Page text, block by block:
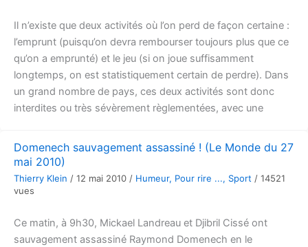
Il n’existe que deux activités où l’on perd de façon certaine :
l’emprunt (puisqu’on devra rembourser toujours plus que ce
qu’on a emprunté) et le jeu (si on joue suffisamment
longtemps, on est statistiquement certain de perdre). Dans
un grand nombre de pays, ces deux activités sont donc
interdites ou très sévèrement règlementées, avec une
Domenech sauvagement assassiné ! (Le Monde du 27
mai 2010)
Thierry Klein / 12 mai 2010 / Humeur, Pour rire ..., Sport / 14521
vues
Ce matin, à 9h30, Mickael Landreau et Djibril Cissé ont
sauvagement assassiné Raymond Domenech en le